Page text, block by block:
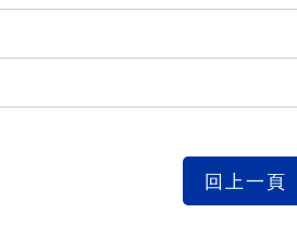
回上一頁